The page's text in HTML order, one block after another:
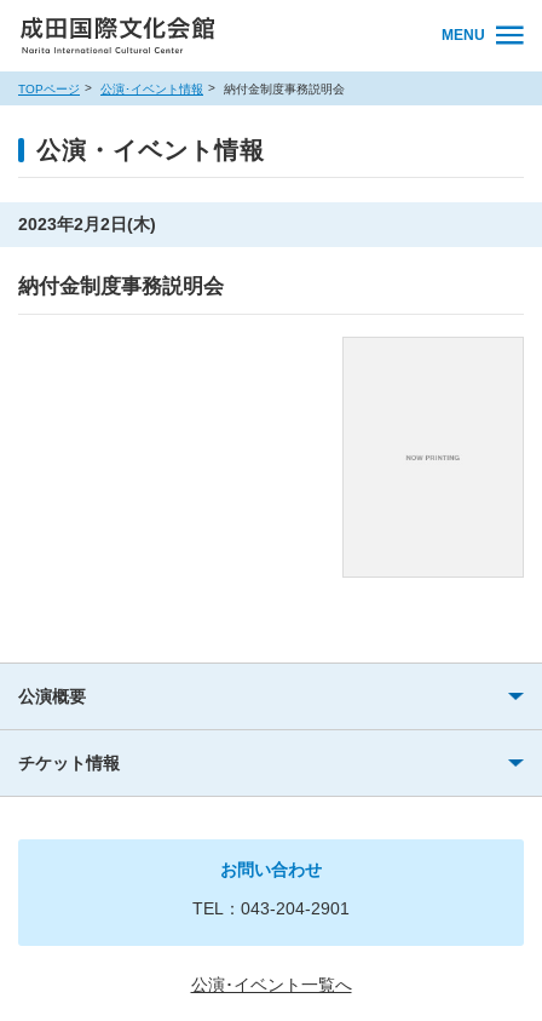
MENU
TOPページ 公演･イベント情報 納付金制度事務説明会
公演・イベント情報
2023年2月2日(木)
納付金制度事務説明会
公演概要
チケット情報
お問い合わせ
TEL：043-204-2901
公演･イベント一覧へ